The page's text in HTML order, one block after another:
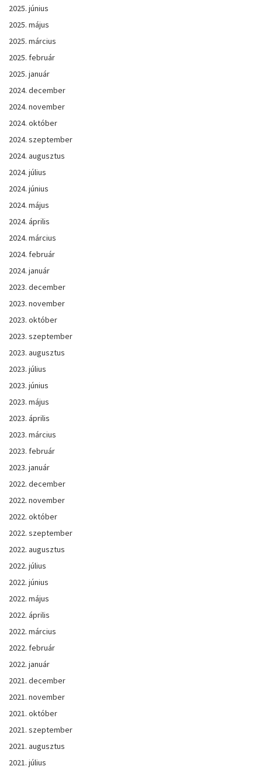
2025. június
2025. május
2025. március
2025. február
2025. január
2024. december
2024. november
2024. október
2024. szeptember
2024. augusztus
2024. július
2024. június
2024. május
2024. április
2024. március
2024. február
2024. január
2023. december
2023. november
2023. október
2023. szeptember
2023. augusztus
2023. július
2023. június
2023. május
2023. április
2023. március
2023. február
2023. január
2022. december
2022. november
2022. október
2022. szeptember
2022. augusztus
2022. július
2022. június
2022. május
2022. április
2022. március
2022. február
2022. január
2021. december
2021. november
2021. október
2021. szeptember
2021. augusztus
2021. július